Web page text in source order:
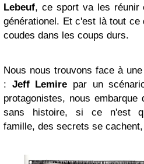
Lebeuf, ce sport va les réunir
générationel. Et c'est là tout
coudes dans les coups durs.
Nous nous trouvons face à
: Jeff Lemire par un
protagonistes, nous
sans histoire, si ce n'est
famille, des secrets se